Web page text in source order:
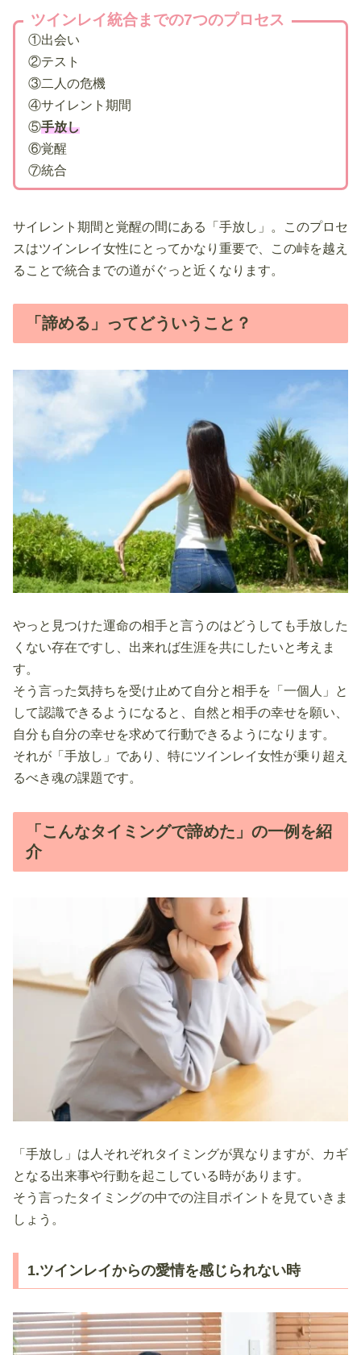
ツインレイ統合までの7つのプロセス
①出会い
②テスト
③二人の危機
④サイレント期間
⑤手放し
⑥覚醒
⑦統合
サイレント期間と覚醒の間にある「手放し」。このプロセ
スはツインレイ女性にとってかなり重要で、この峠を越え
ることで統合までの道がぐっと近くなります。
「諦める」ってどういうこと？
やっと見つけた運命の相手と言うのはどうしても手放した
くない存在ですし、出来れば生涯を共にしたいと考えま
す。
そう言った気持ちを受け止めて自分と相手を「一個人」と
して認識できるようになると、自然と相手の幸せを願い、
自分も自分の幸せを求めて行動できるようになります。
それが「手放し」であり、特にツインレイ女性が乗り超え
るべき魂の課題です。
「こんなタイミングで諦めた」の一例を紹
介
「手放し」は人それぞれタイミングが異なりますが、カギ
となる出来事や行動を起こしている時があります。
そう言ったタイミングの中での注目ポイントを見ていきま
しょう。
1.ツインレイからの愛情を感じられない時